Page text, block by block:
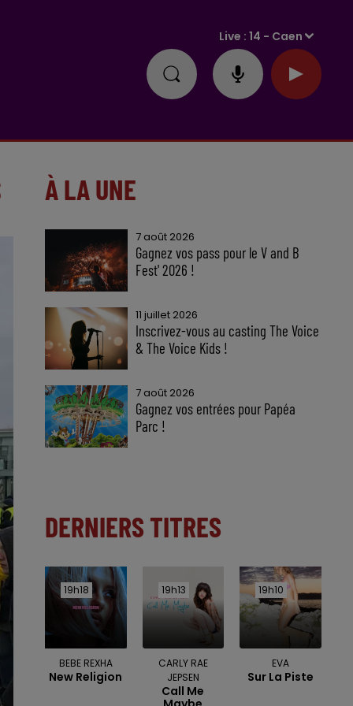
Live :14 - Caen
À LA UNE
7 août 2026
Gagnez vos pass pour le V and B
Fest' 2026 !
11 juillet 2026
Inscrivez-vous au casting The Voice
& The Voice Kids !
7 août 2026
Gagnez vos entrées pour Papéa
Parc !
DERNIERS TITRES
19h18
19h18
BEBE REXHA
New Religion
19h13
19h13
CARLY RAE
JEPSEN
Call Me
19h10
19h10
EVA
Sur La Piste